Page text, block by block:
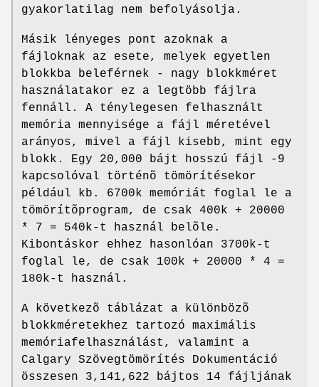
gyakorlatilag nem befolyásolja.
Másik lényeges pont azoknak a
fájloknak az esete, melyek egyetlen
blokkba beleférnek - nagy blokkméret
használatakor ez a legtöbb fájlra
fennáll. A ténylegesen felhasznált
memória mennyisége a fájl méretével
arányos, mivel a fájl kisebb, mint egy
blokk. Egy 20,000 bájt hosszú fájl -9
kapcsolóval történõ tömörítésekor
például kb. 6700k memóriát foglal le a
tömörítõprogram, de csak 400k + 20000
* 7 = 540k-t használ belõle.
Kibontáskor ehhez hasonlóan 3700k-t
foglal le, de csak 100k + 20000 * 4 =
180k-t használ.
A következõ táblázat a különbözõ
blokkméretekhez tartozó maximális
memóriafelhasználást, valamint a
Calgary Szövegtömörítés Dokumentáció
összesen 3,141,622 bájtos 14 fájljának